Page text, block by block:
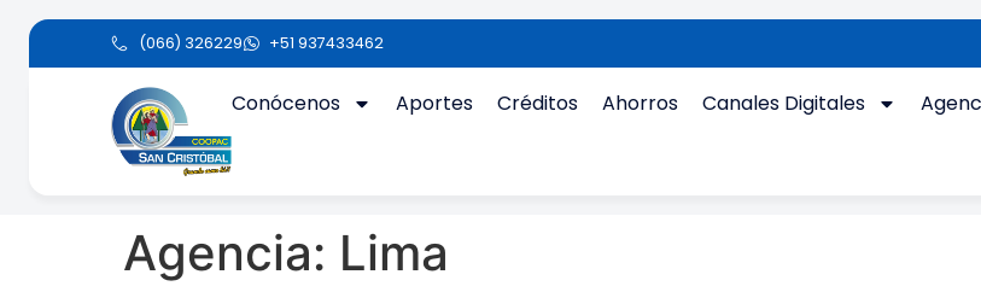
(066) 326229 +51 937433462
Conócenos Aportes Créditos Ahorros Canales Digitales
Agencia: Lima